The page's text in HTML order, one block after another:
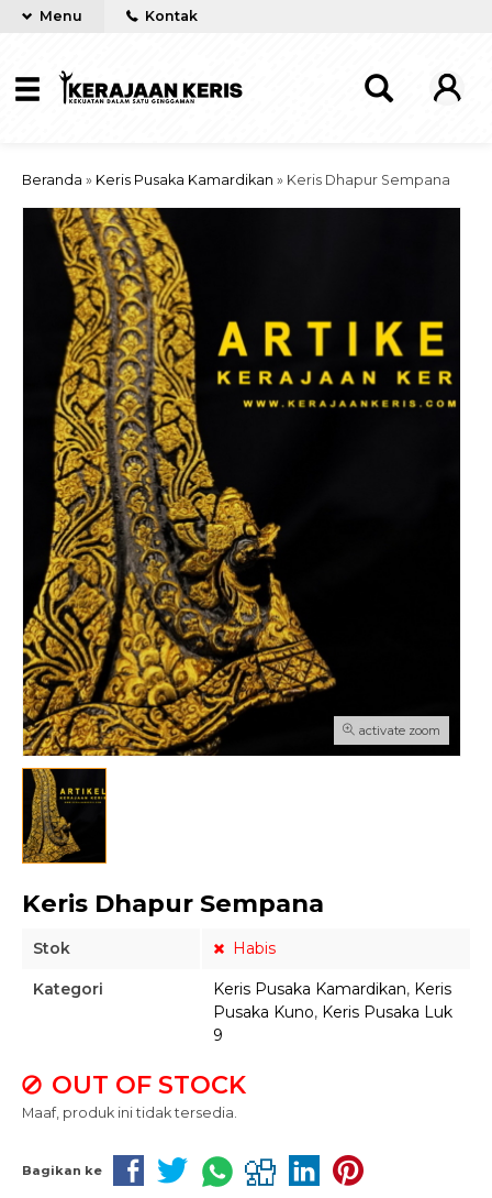
Menu Kontak
Beranda » Keris Pusaka Kamardikan » Keris Dhapur Sempana
activate zoom
Keris Dhapur Sempana
Stok Habis
Kategori Keris Pusaka Kamardikan, Keris
Pusaka Kuno, Keris Pusaka Luk
9
OUT OF STOCK
Maaf, produk ini tidak tersedia.
Bagikan ke